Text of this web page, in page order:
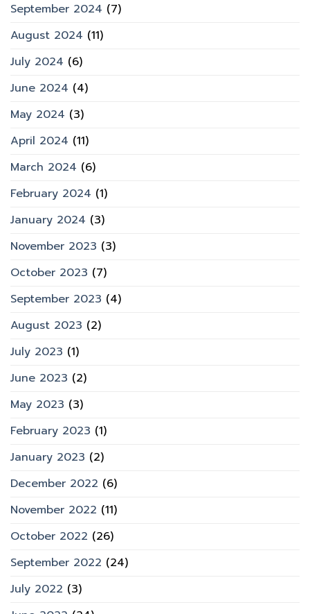
September 2024 (7)
August 2024 (11)
July 2024 (6)
June 2024 (4)
May 2024 (3)
April 2024 (11)
March 2024 (6)
February 2024 (1)
January 2024 (3)
November 2023 (3)
October 2023 (7)
September 2023 (4)
August 2023 (2)
July 2023 (1)
June 2023 (2)
May 2023 (3)
February 2023 (1)
January 2023 (2)
December 2022 (6)
November 2022 (11)
October 2022 (26)
September 2022 (24)
July 2022 (3)